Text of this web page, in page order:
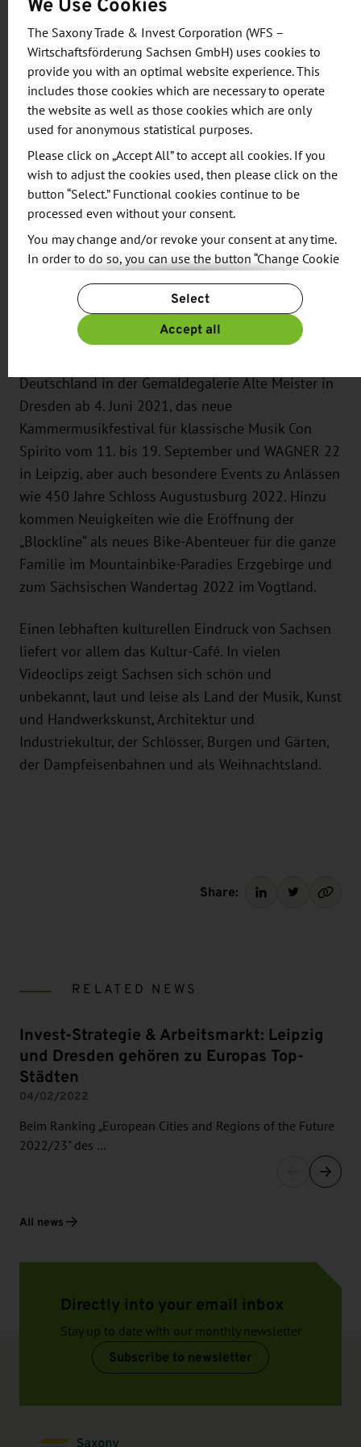
zur Verfügung gestellte Livestream-Kanäle sorgen
für eine besonders hohe Sichtbarkeit der
Programme im Show Room und im Kultur-Café.
Über diese zwei „Bühnen“, präsentiert im offiziellen
Messeprogramm, wird ein breites Publikum
erreicht.
Der virtuelle Messeauftritt hält neben vielen
Informationen in Wort und Bild thematische
Webinare, Image- und Produktpräsentationen in
unterschiedlichen Sprachen sowie
Experteninterviews bereit. Herzstück ist der
sogenannte Show-Room, in dem die TMGS täglich
von 8 - 20 Uhr die Reise-Highlights Sachsens
präsentiert. Dazu gehören die bisher größte
Deutschland in der Gemäldegalerie Alte Meister in
Dresden ab 4. Juni 2021, das neue
Kammermusikfestival für klassische Musik Con
Spirito vom 11. bis 19. September und WAGNER 22
in Leipzig, aber auch besondere Events zu Anlässen
wie 450 Jahre Schloss Augustusburg 2022. Hinzu
kommen Neuigkeiten wie die Eröffnung der
„Blockline“ als neues Bike-Abenteuer für die ganze
Familie im Mountainbike-Paradies Erzgebirge und
zum Sächsischen Wandertag 2022 im Vogtland.
Einen lebhaften kulturellen Eindruck von Sachsen
liefert vor allem das Kultur-Café. In vielen
Videoclips zeigt Sachsen sich schön und
unbekannt, laut und leise als Land der Musik, Kunst
und Handwerkskunst, Architektur und
Industriekultur, der Schlösser, Burgen und Gärten,
der Dampfeisenbahnen und als Weihnachtsland.
Share:
RELATED NEWS
Invest-Strategie & Arbeitsmarkt: Leipzig
und Dresden gehören zu Europas Top-
Städten
04/02/2022
Beim Ranking „European Cities and Regions of the Future
2022/23" des …
All news
Directly into your email inbox
Stay up to date with our monthly newsletter
Subscribe to newsletter
The Saxony Trade & Invest Corporation (WFS –
Wirtschaftsförderung Sachsen GmbH) uses cookies to
provide you with an optimal website experience. This
includes those cookies which are necessary to operate
the website as well as those cookies which are only
used for anonymous statistical purposes.
Please click on „Accept All” to accept all cookies. If you
wish to adjust the cookies used, then please click on the
button “Select.” Functional cookies continue to be
processed even without your consent.
You may change and/or revoke your consent at any time.
In order to do so, you can use the button “Change Cookie
For more information, please see our
Privacy Policy.
Additional information can be found in our
Imprint
Select
Accept all